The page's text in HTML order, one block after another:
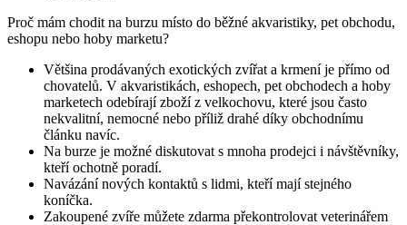
Proč mám chodit na burzu místo do běžné akvaristiky, pet obchodu,
eshopu nebo hoby marketu?
Většina prodávaných exotických zvířat a krmení je přímo od
chovatelů. V akvaristikách, eshopech, pet obchodech a hoby
marketech odebírají zboží z velkochovu, které jsou často
nekvalitní, nemocné nebo příliž drahé díky obchodnímu
článku navíc.
Na burze je možné diskutovat s mnoha prodejci i návštěvníky,
kteří ochotně poradí.
Navázání nových kontaktů s lidmi, kteří mají stejného
koníčka.
Zakoupené zvíře můžete zdarma překontrolovat veterinářem